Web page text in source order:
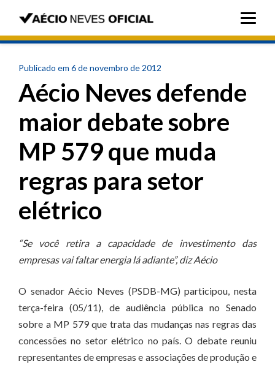
Publicado em 6 de novembro de 2012
Aécio Neves defende
maior debate sobre
MP 579 que muda
regras para setor
elétrico
“Se você retira a capacidade de investimento das
empresas vai faltar energia lá adiante”, diz Aécio
O senador Aécio Neves (PSDB-MG) participou, nesta
terça-feira (05/11), de audiência pública no Senado
sobre a MP 579 que trata das mudanças nas regras das
concessões no setor elétrico no país. O debate reuniu
representantes de empresas e associações de produção e